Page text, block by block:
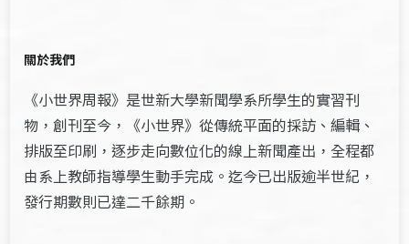
關於我們
《小世界周報》是世新大學新聞學系所學生的實習刊
物，創刊至今，《小世界》從傳統平面的採訪、編輯、
排版至印刷，逐步走向數位化的線上新聞產出，全程都
由系上教師指導學生動手完成。迄今已出版逾半世紀，
發行期數則已達二千餘期。